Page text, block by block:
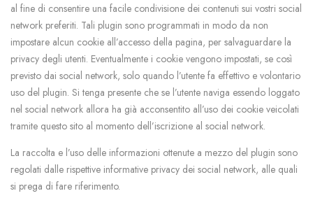
al fine di consentire una facile condivisione dei contenuti sui vostri social
network preferiti. Tali plugin sono programmati in modo da non
impostare alcun cookie all’accesso della pagina, per salvaguardare la
privacy degli utenti. Eventualmente i cookie vengono impostati, se così
previsto dai social network, solo quando l’utente fa effettivo e volontario
uso del plugin. Si tenga presente che se l’utente naviga essendo loggato
nel social network allora ha già acconsentito all’uso dei cookie veicolati
tramite questo sito al momento dell’iscrizione al social network.
La raccolta e l’uso delle informazioni ottenute a mezzo del plugin sono
regolati dalle rispettive informative privacy dei social network, alle quali
si prega di fare riferimento.